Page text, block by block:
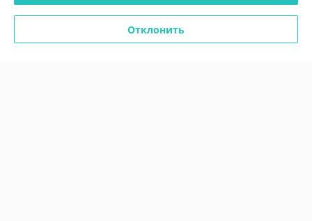
График работы
Отклонить